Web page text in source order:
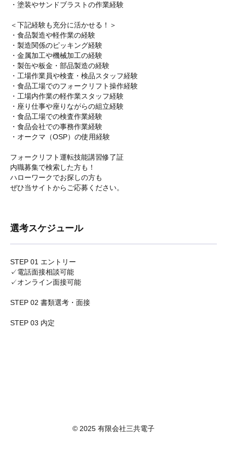
・塗装やサンドブラストの作業経験
＜下記経験も充分に活かせる！＞
・食品製造や軽作業の経験
・製造関係のピッキング経験
・金属加工や機械加工の経験
・製缶や板金・部品製造の経験
・工場作業員や検査・検品スタッフ経験
・食品工場でのフォークリフト操作経験
・工場内作業の軽作業スタッフ経験
・座り仕事や座りながらの組立経験
・食品工場での検査作業経験
・食品会社での事務作業経験
・オークマ（OSP）の使用経験
フォークリフト運転技能講習修了証
内職募集で検索した方も！
ハローワークでお探しの方も
ぜひ当サイトからご応募ください。
選考スケジュール
STEP 01 エントリー
✓電話面接相談可能
✓オンライン面接可能
STEP 02 書類選考・面接
STEP 03 内定
© 2025 有限会社三共電子